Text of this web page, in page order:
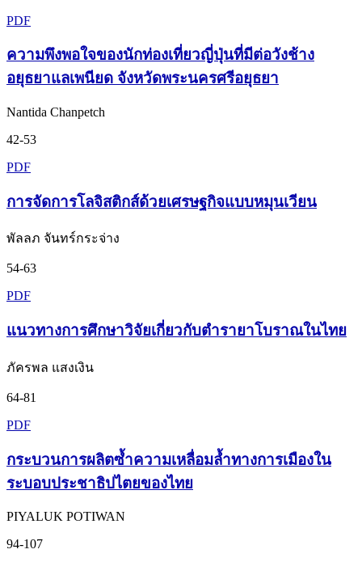
PDF
ความพึงพอใจของนักท่องเที่ยวญี่ปุ่นที่มีต่อวังช้าง
อยุธยาแลเพนียด จังหวัดพระนครศรีอยุธยา
Nantida Chanpetch
42-53
PDF
การจัดการโลจิสติกส์ด้วยเศรษฐกิจแบบหมุนเวียน
พัลลภ จันทร์กระจ่าง
54-63
PDF
แนวทางการศึกษาวิจัยเกี่ยวกับตำรายาโบราณในไทย
ภัครพล แสงเงิน
64-81
PDF
กระบวนการผลิตซ้ำความเหลื่อมล้ำทางการเมืองใน
ระบอบประชาธิปไตยของไทย
PIYALUK POTIWAN
94-107